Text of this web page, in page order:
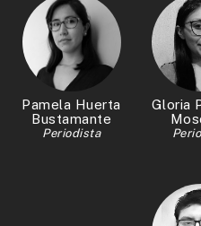
Pamela Huerta
Bustamante
Periodista
Gloria